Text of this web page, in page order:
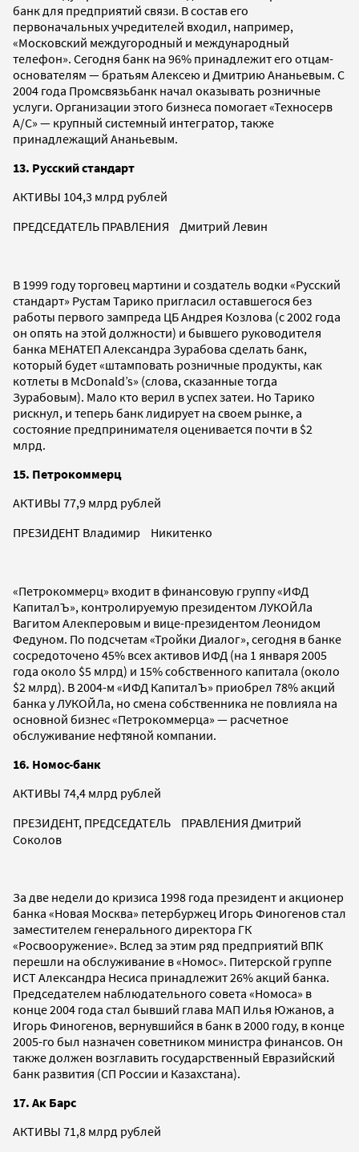
банк для предприятий связи. В состав его
первоначальных учредителей входил, например,
«Московский междугородный и международный
телефон». Сегодня банк на 96% принадлежит его отцам-
основателям — братьям Алексею и Дмитрию Ананьевым. С
2004 года Промсвязьбанк начал оказывать розничные
услуги. Организации этого бизнеса помогает «Техносерв
А/С» — крупный системный интегратор, также
принадлежащий Ананьевым.
13. Русский стандарт
АКТИВЫ 104,3 млрд рублей
ПРЕДСЕДАТЕЛЬ ПРАВЛЕНИЯ Дмитрий Левин
В 1999 году торговец мартини и создатель водки «Русский
стандарт» Рустам Тарико пригласил оставшегося без
работы первого зампреда ЦБ Андрея Козлова (с 2002 года
он опять на этой должности) и бывшего руководителя
банка МЕНАТЕП Александра Зурабова сделать банк,
который будет «штамповать розничные продукты, как
котлеты в McDonald’s» (слова, сказанные тогда
Зурабовым). Мало кто верил в успех затеи. Но Тарико
рискнул, и теперь банк лидирует на своем рынке, а
состояние предпринимателя оценивается почти в $2
млрд.
15. Петрокоммерц
АКТИВЫ 77,9 млрд рублей
ПРЕЗИДЕНТ Владимир Никитенко
«Петрокоммерц» входит в финансовую группу «ИФД
КапиталЪ», контролируемую президентом ЛУКОЙЛа
Вагитом Алекперовым и вице-президентом Леонидом
Федуном. По подсчетам «Тройки Диалог», сегодня в банке
сосредоточено 45% всех активов ИФД (на 1 января 2005
года около $5 млрд) и 15% собственного капитала (около
$2 млрд). В 2004-м «ИФД КапиталЪ» приобрел 78% акций
банка у ЛУКОЙЛа, но смена собственника не повлияла на
основной бизнес «Петрокоммерца» — расчетное
обслуживание нефтяной компании.
16. Номос-банк
АКТИВЫ 74,4 млрд рублей
ПРЕЗИДЕНТ, ПРЕДСЕДАТЕЛЬ ПРАВЛЕНИЯ Дмитрий
Соколов
За две недели до кризиса 1998 года президент и акционер
банка «Новая Москва» петербуржец Игорь Финогенов стал
заместителем генерального директора ГК
«Росвооружение». Вслед за этим ряд предприятий ВПК
перешли на обслуживание в «Номос». Питерской группе
ИСТ Александра Несиса принадлежит 26% акций банка.
Председателем наблюдательного совета «Номоса» в
конце 2004 года стал бывший глава МАП Илья Южанов, а
Игорь Финогенов, вернувшийся в банк в 2000 году, в конце
2005-го был назначен советником министра финансов. Он
также должен возглавить государственный Евразийский
банк развития (СП России и Казахстана).
17. Ак Барс
АКТИВЫ 71,8 млрд рублей